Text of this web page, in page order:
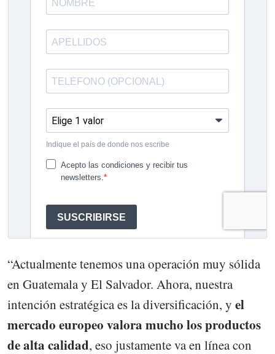
“Actualmente tenemos una operación muy sólida
en Guatemala y El Salvador. Ahora, nuestra
intención estratégica es la diversificación, y el
mercado europeo valora mucho los productos
de alta calidad, eso justamente va en línea con